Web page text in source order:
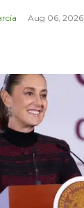
Aug 06, 2026